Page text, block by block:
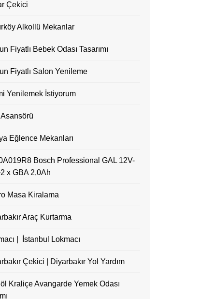
Çekici
Alkollü Mekanlar
Fiyatlı Bebek Odası Tasarımı
Fiyatlı Salon Yenileme
Yenilemek İstiyorum
Eğlence Mekanları
Bosch Professional GAL 12V-
x GBA 2,0Ah
Masa Kiralama
Araç Kurtarma
| İstanbul Lokmacı
Çekici | Diyarbakır Yol Yardım
Kraliçe Avangarde Yemek Odası